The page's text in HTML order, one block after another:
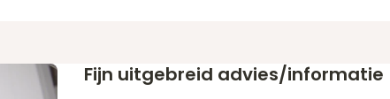
Fijn uitgebreid advies/informatie